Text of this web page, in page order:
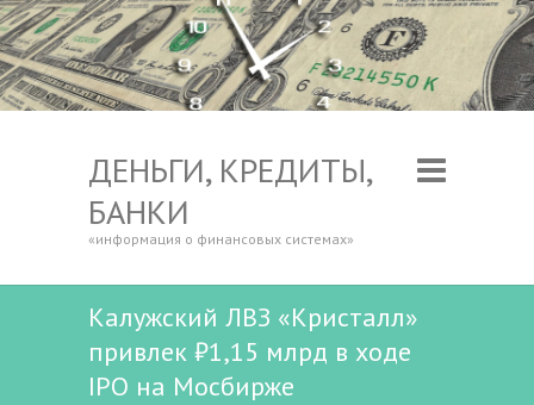
ДЕНЬГИ, КРЕДИТЫ,
БАНКИ
«информация о финансовых системах»
Калужский ЛВЗ «Кристалл»
привлек ₽1,15 млрд в ходе
IPO на Мосбирже